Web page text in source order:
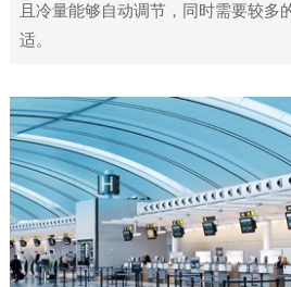
且冷量能够自动调节，同时需要较多
适。